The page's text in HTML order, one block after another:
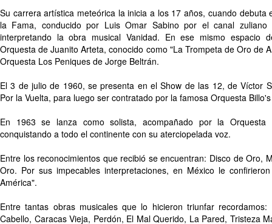
Su carrera artística meteórica la inicia a los 17 años, cuando debuta
la Fama, conducido por Luis Omar Sabino por el canal zuliano
interpretando la obra musical Vanidad. En ese mismo espacio
Orquesta de Juanito Arteta, conocido como "La Trompeta de Oro de
Orquesta Los Peniques de Jorge Beltrán.
El 3 de julio de 1960, se presenta en el Show de las 12, de Víctor
Por la Vuelta, para luego ser contratado por la famosa Orquesta
En 1963 se lanza como solista, acompañado por la Orquesta
conquistando a todo el continente con su aterciopelada voz.
Entre los reconocimientos que recibió se encuentran: Disco de Oro,
Oro. Por sus impecables interpretaciones, en México le
América".
Entre tantas obras musicales que lo hicieron triunfar
Cabello, Caracas Vieja, Perdón, El Mal Querido, La Pared, Tristeza